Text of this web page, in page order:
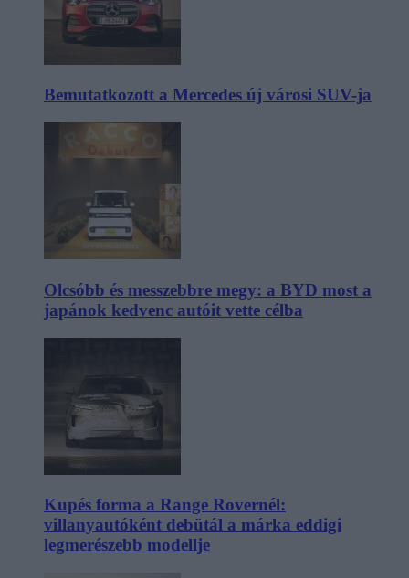
Bemutatkozott a Mercedes új városi SUV-ja
Olcsóbb és messzebbre megy: a BYD most a
japánok kedvenc autóit vette célba
Kupés forma a Range Rovernél:
villanyautóként debütál a márka eddigi
legmerészebb modellje